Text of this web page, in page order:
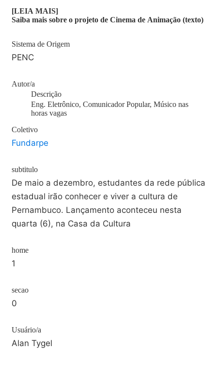
[LEIA MAIS]
Saiba mais sobre o projeto de Cinema de Animação (texto)
Sistema de Origem
PENC
Autor/a
Descrição
Eng. Eletrônico, Comunicador Popular, Músico nas
horas vagas
Coletivo
Fundarpe
subtitulo
De maio a dezembro, estudantes da rede pública
estadual irão conhecer e viver a cultura de
Pernambuco. Lançamento aconteceu nesta
quarta (6), na Casa da Cultura
home
1
secao
0
Usuário/a
Alan Tygel